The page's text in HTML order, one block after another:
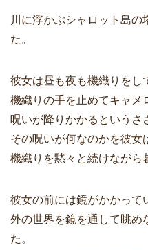
川に浮かぶシャロット島
た。
彼女は昼も夜も機織りをし
機織りの手を止めてキャメ
呪いが降りかかるというさ
その呪いが何なのかを彼女
機織りを黙々と続けながら
彼女の前には鏡がかかって
外の世界を鏡を通して眺め
た。